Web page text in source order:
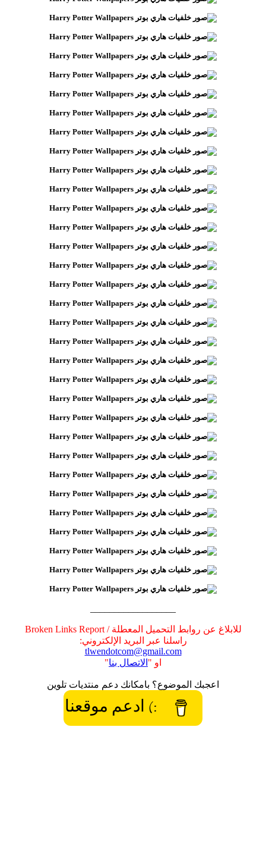
للابلاغ عن روابط التحميل المعطلة / Broken Links Report
راسلنا عبر البريد الإلكتروني:
tlwendotcom@gmail.com
او " الاتصال بنا"
اعجبك الموضوع؟ بامكانك دعم منتديات تلوين
:) ادعم موقعنا